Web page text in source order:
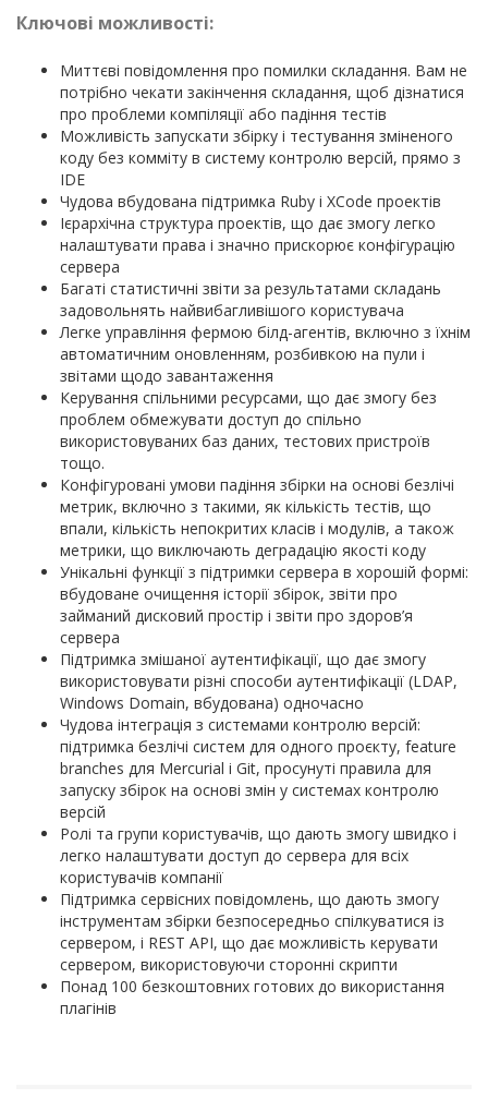
Ключові можливості:
Миттєві повідомлення про помилки складання. Вам не
потрібно чекати закінчення складання, щоб дізнатися
про проблеми компіляції або падіння тестів
Можливість запускати збірку і тестування зміненого
коду без комміту в систему контролю версій, прямо з
IDE
Чудова вбудована підтримка Ruby і XCode проектів
Ієрархічна структура проектів, що дає змогу легко
налаштувати права і значно прискорює конфігурацію
сервера
Багаті статистичні звіти за результатами складань
задовольнять найвибагливішого користувача
Легке управління фермою білд-агентів, включно з їхнім
автоматичним оновленням, розбивкою на пули і
звітами щодо завантаження
Керування спільними ресурсами, що дає змогу без
проблем обмежувати доступ до спільно
використовуваних баз даних, тестових пристроїв
тощо.
Конфігуровані умови падіння збірки на основі безлічі
метрик, включно з такими, як кількість тестів, що
впали, кількість непокритих класів і модулів, а також
метрики, що виключають деградацію якості коду
Унікальні функції з підтримки сервера в хорошій формі:
вбудоване очищення історії збірок, звіти про
займаний дисковий простір і звіти про здоров’я
сервера
Підтримка змішаної аутентифікації, що дає змогу
використовувати різні способи аутентифікації (LDAP,
Windows Domain, вбудована) одночасно
Чудова інтеграція з системами контролю версій:
підтримка безлічі систем для одного проєкту, feature
branches для Mercurial і Git, просунуті правила для
запуску збірок на основі змін у системах контролю
версій
Ролі та групи користувачів, що дають змогу швидко і
легко налаштувати доступ до сервера для всіх
користувачів компанії
Підтримка сервісних повідомлень, що дають змогу
інструментам збірки безпосередньо спілкуватися із
сервером, і REST API, що дає можливість керувати
сервером, використовуючи сторонні скрипти
Понад 100 безкоштовних готових до використання
плагінів